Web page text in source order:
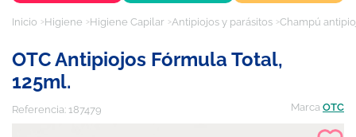
Inicio Higiene Higiene Capilar Antipiojos y parásitos Champú
OTC Antipiojos Fórmula Total,
125ml.
Referencia: 187479 Marca OTC